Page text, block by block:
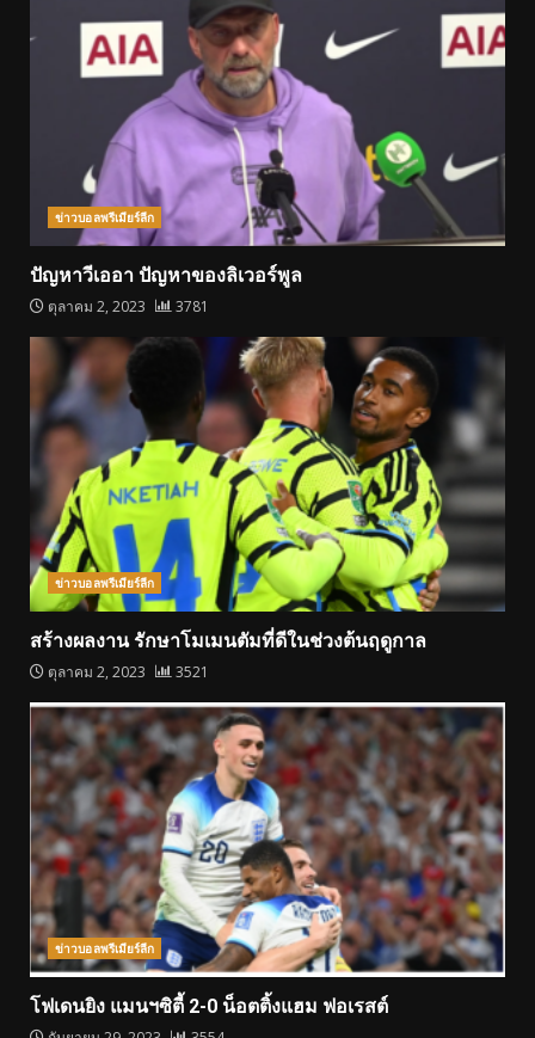
ข่าวบอลพรีเมียร์ลีก
ปัญหาวีเออา ปัญหาของลิเวอร์พูล
ตุลาคม 2, 2023 3781
ข่าวบอลพรีเมียร์ลีก
สร้างผลงาน รักษาโมเมนตัมที่ดีในช่วงต้นฤดูกาล
ตุลาคม 2, 2023 3521
ข่าวบอลพรีเมียร์ลีก
โฟเดนยิง แมนฯซิตี้ 2-0 น็อตติ้งแฮม ฟอเรสต์